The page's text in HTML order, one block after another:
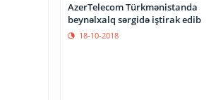
AzerTelecom Türkmənistanda
beynəlxalq sərgidə iştirak edib
18-10-2018